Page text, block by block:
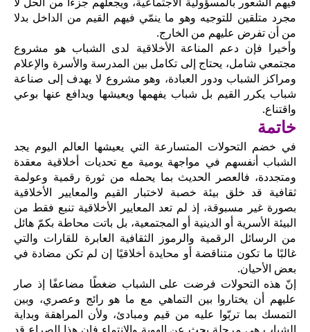
مجرد متلقين للتوجيه وهو ما ينمّي فيهم القيم من الداخل بدلا
من أن تفرض عليهم من الخارج.
وأخيرا فإن دعم المناعة الأخلاقية لدى الشباب هو مشروع
مجتمعي شامل، يحتاج إلى تكامل بين المدرسة والأسرة والإعلام
ومراكز الشباب ودور العبادة، وهو مشروع لا يهدف إلى صناعة
شباب يكرر القيم بل شباب يفهمها ويعيشها ويدافع عنها بوعي
واقتناع.
خاتمة
في خضم التحولات المتسارعة التي يعيشها العالم اليوم يجد
الشباب أنفسهم في مواجهة يومية مع تحديات أخلاقية معقدة
ومتجددة، فالعصر الحديث بما يحمله من ثورة رقمية وعولمة
ثقافية قد خلق بيئة خصبة لاختبار القيم والمعايير الأخلاقية
بصورة غير مسبوقة، إذ لم تعد المعايير الأخلاقية تنبع فقط من
البيئة الأسرية أو الدينية أو المجتمعية، بل باتت محاطة بكمّ هائل
من الرسائل الرقمية والرموز الثقافية العابرة للقارات والتي
غالبًا ما تكون متناقضة أو محايدة أخلاقيًا إن لم تكن مضادة في
بعض الأحيان.
إنّ هذه التحولات فرضت على الشباب ضغطًا مضاعفًا إذ صار
عليهم أن يختاروا بين التماهي مع ما هو رائج وعصري، وبين
التمسك بما تربّوا عليه من قيم ومبادئ، ولأن المراهقة وبداية